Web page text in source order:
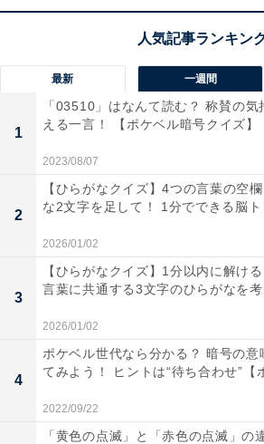
を意識して文字を当ては
1 2
最新 一週間
1
「03510」はなんて読む？ 称賛の気
える一言！ 【ポケベル暗号クイズ】
2023/08/07
2
【ひらがなクイズ】4つの言葉の空
な2文字を足して！ 1分でできる脳ト
2026/01/02
3
【ひらがなクイズ】1分以内に解け
言葉に共通する3文字のひらがなを考
2026/01/02
4
ポケベル世代なら分かる？ 暗号の意
てみよう！ ヒントは“待ち合わせ”【
2022/09/22
「黄色の点滅」と「赤色の点滅」の